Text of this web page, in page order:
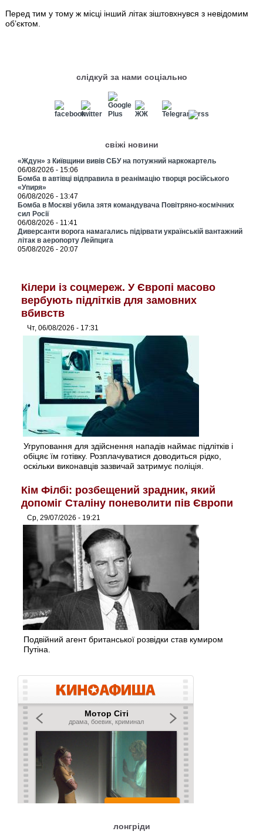
Перед тим у тому ж місці інший літак зіштовхнувся з невідомим
об’єктом.
слідкуй за нами соціально
свіжі новини
«Ждун» з Київщини вивів СБУ на потужний наркокартель
06/08/2026 - 15:06
Бомба в автівці відправила в реанімацію творця російського
«Упиря»
06/08/2026 - 13:47
Бомба в Москві убила зятя командувача Повітряно-космічних
сил Росії
06/08/2026 - 11:41
Диверсанти ворога намагались підірвати українській вантажний
літак в аеропорту Лейпцига
05/08/2026 - 20:07
Кілери із соцмереж. У Європі масово
вербують підлітків для замовних
вбивств
Чт, 06/08/2026 - 17:31
Угруповання для здійснення нападів наймає підлітків і
обіцяє їм готівку. Розплачуватися доводиться рідко,
оскільки виконавців зазвичай затримує поліція.
Кім Філбі: розбещений зрадник, який
допоміг Сталіну поневолити пів Європи
Ср, 29/07/2026 - 19:21
Подвійний агент британської розвідки став кумиром
Путіна.
лонгріди